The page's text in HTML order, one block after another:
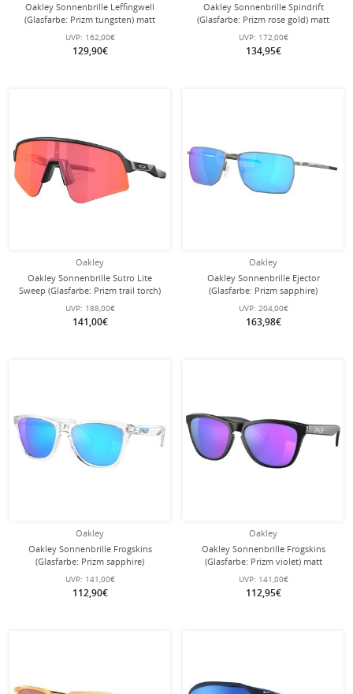
Oakley Sonnenbrille Leffingwell
(Glasfarbe: Prizm tungsten) matt
grau/smoke - 1 Brille
UVP: 162,00€
129,90€
Oakley Sonnenbrille Spindrift
(Glasfarbe: Prizm rose gold) matt
braun tortoise Damen - 1 Brille
UVP: 172,00€
134,95€
Oakley
Oakley Sonnenbrille Sutro Lite
Sweep (Glasfarbe: Prizm trail torch)
matt carbongrau - 1 Brille mit
Hartschalenetui
UVP: 188,00€
141,00€
Oakley
Oakley Sonnenbrille Ejector
(Glasfarbe: Prizm sapphire)
chromgrau satiniert - 1 Brille
UVP: 204,00€
163,98€
Oakley
Oakley Sonnenbrille Frogskins
(Glasfarbe: Prizm sapphire)
transparent kristallklar 9013D0 - 1
Brille
UVP: 141,00€
112,90€
Oakley
Oakley Sonnenbrille Frogskins
(Glasfarbe: Prizm violet) matt
schwarz/violett 9013H6 - 1 Brille
UVP: 141,00€
112,95€